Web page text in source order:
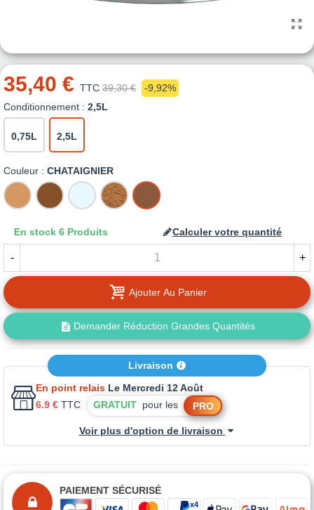
35,40 € TTC 39,30 €
-9,92%
Conditionnement : 2,5L
0,75L 2,5L
Couleur : CHATAIGNIER
CHENE
CLAIR
CHENE
MOYEN
INCOLORE
TECK CHATAIGNIER
En stock 6 Produits Calculer votre quantité
- +
Ajouter Au Panier
Demander Réduction Grandes Quantités
Livraison
En point relais Le Mercredi 12 Août
6.9 € TTC GRATUIT pour les PRO
Voir plus d'option de livraison
PAIEMENT SÉCURISÉ